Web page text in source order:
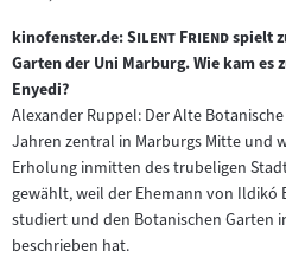
kinofenster.de:"
Silent Friend"spielt
Garten der Uni Marburg. Wie kam
Enyedi?
Alexander Ruppel: Der Alte
Jahren zentral in Marburgs Mitte und
Erholung inmitten des trubeligen
gewählt, weil der Ehemann von Ildikó
studiert und den Botanischen Garten
beschrieben hat.